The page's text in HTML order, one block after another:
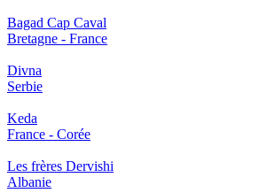
Bagad Cap Caval
Bretagne - France
Divna
Serbie
Keda
France - Corée
Les frères Dervishi
Albanie